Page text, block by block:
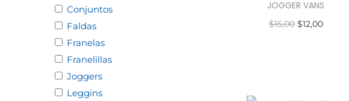
JOGGER VANS
$15,00 $12,00
Conjuntos
Faldas
Franelas
Franelillas
Joggers
Leggins